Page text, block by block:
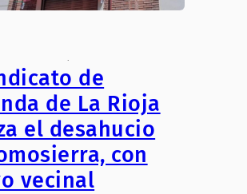
.
de
de La Rioja
el desahucio
con
vecinal